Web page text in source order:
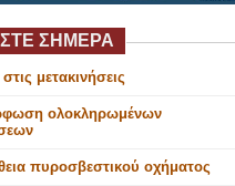
ΣΗΜΕΡΑ
μετακινήσεις
ολοκληρωμένων
πυροσβεστικού οχήματος